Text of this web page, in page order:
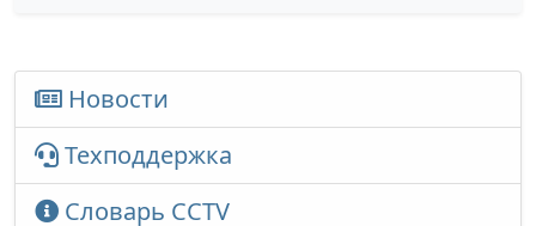
Новости
Техподдержка
Словарь CCTV